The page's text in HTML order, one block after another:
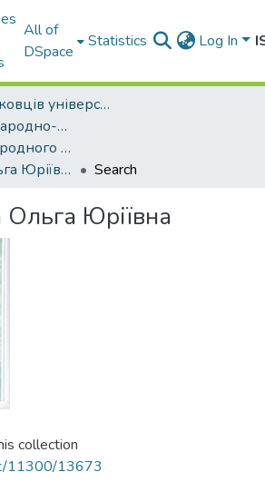
All of
DSpace
Statistics Log In
Праці науковців університету
Факультет міжнародно-правових відносин
Кафедра міжнародного та європейського права
Цибульська Ольга Юріївна
Search
Юріївна
collection
11300/13673